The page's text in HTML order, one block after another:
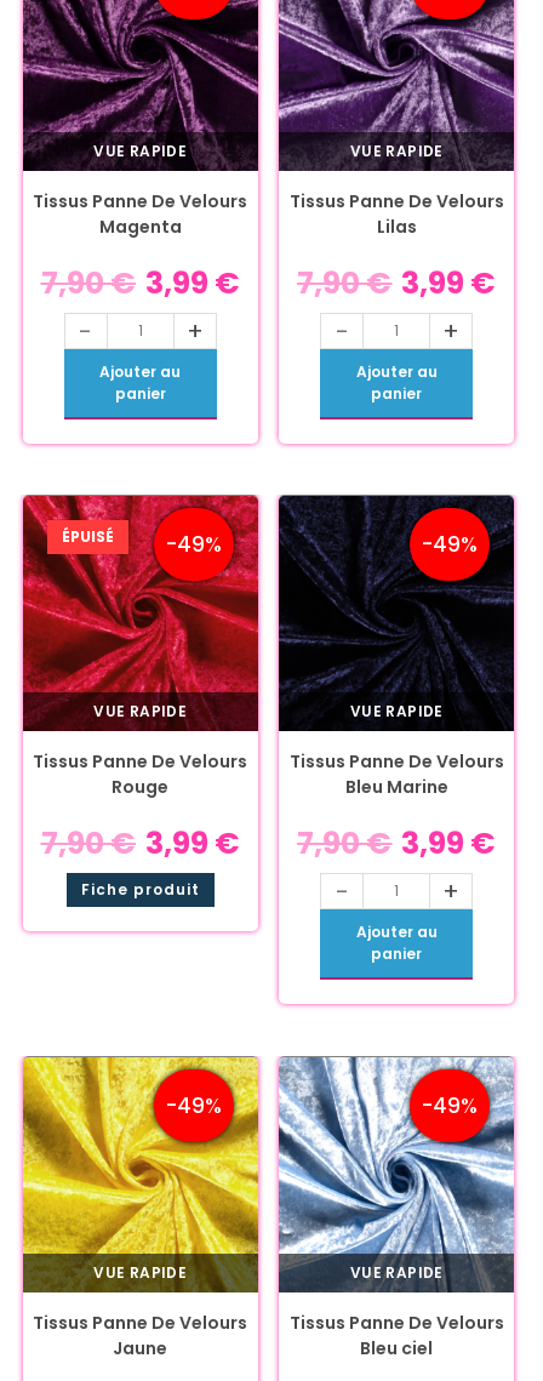
VUE RAPIDE
Tissus Panne De Velours
Magenta
7,90€ 3,99 €
- +
Ajouter au
panier
VUE RAPIDE
Tissus Panne De Velours
Lilas
7,90€ 3,99 €
- +
Ajouter au
panier
-49%
ÉPUISÉ
VUE RAPIDE
Tissus Panne De Velours
Rouge
7,90€ 3,99 €
Fiche produit
-49%
VUE RAPIDE
Tissus Panne De Velours
Bleu Marine
7,90€ 3,99 €
- +
Ajouter au
panier
-49%
VUE RAPIDE
Tissus Panne De Velours
Jaune
-49%
VUE RAPIDE
Tissus Panne De Velours
Bleu ciel